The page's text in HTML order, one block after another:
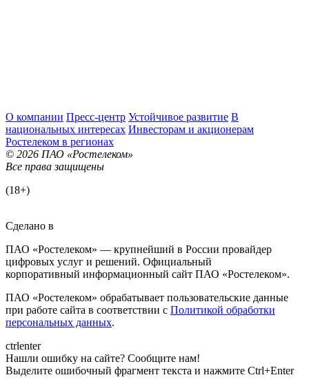
О компании Пресс-центр Устойчивое развитие В
национальных интересах Инвесторам и акционерам
Ростелеком в регионах
© 2026 ПАО «Ростелеком»
Все права защищены
(18+)
Сделано в
ПАО «Ростелеком» — крупнейший в России провайдер
цифровых услуг и решений. Официальный
корпоративный информационный сайт ПАО «Ростелеком».
ПАО «Ростелеком» обрабатывает пользовательские данные
при работе сайта в соответствии с Политикой обработки
персональных данных.
ctrlenter
Нашли ошибку на сайте? Сообщите нам!
Выделите ошибочный фрагмент текста и нажмите Ctrl+Enter